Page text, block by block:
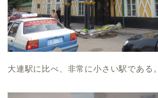
大連駅に比べ、非常に小さい駅である。